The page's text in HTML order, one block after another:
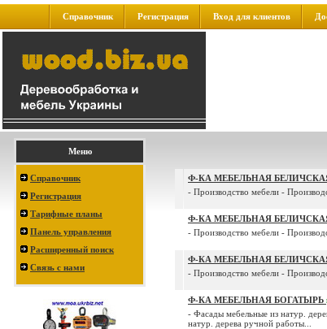
Справочник Регистрация Вход для клиентов
Меню
Справочник
Регистрация
Тарифные планы
Панель управления
Расширенный поиск
Связь с нами
Ф-КА МЕБЕЛЬНАЯ
- Производство мебели -
Ф-КА МЕБЕЛЬНАЯ
- Производство мебели -
Ф-КА МЕБЕЛЬНАЯ
- Производство мебели -
Ф-КА МЕБЕЛЬНАЯ БОГАТЫРЬ
- Фасады мебельные из натур.
натур. дерева ручной работы...